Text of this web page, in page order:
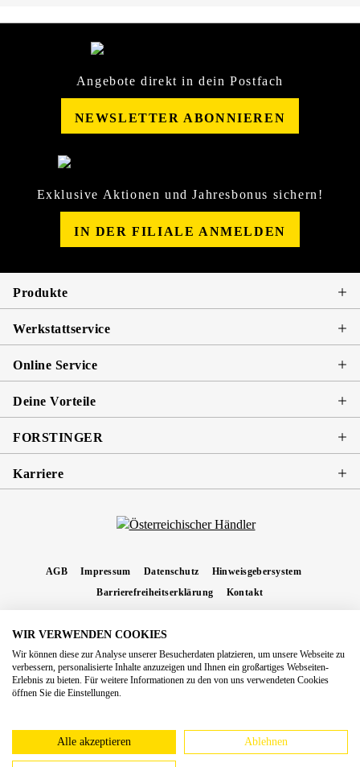
Angebote direkt in dein Postfach
NEWSLETTER ABONNIEREN
Exklusive Aktionen und Jahresbonus sichern!
IN DER FILIALE ANMELDEN
Produkte
Werkstattservice
Online Service
Deine Vorteile
FORSTINGER
Karriere
AGB Impressum Datenschutz
Hinweisgebersystem
Barrierefreiheitserklärung
Kontakt
Nachnahmegebühren, wenn nicht anders angegeben.
Copyright 2026 Forstinger Österreich GmbH
Königstetter Straße 128 - 134/OG3, 3430 Tulln
europäschen Online-Streitbeilegungs-Plattform hinzuweisen:
webgate.ec.europa.eu/odr
WIR VERWENDEN COOKIES
Wir können diese zur Analyse unserer Besucherdaten platzieren, um unsere Webseite zu
verbessern, personalisierte Inhalte anzuzeigen und Ihnen ein großartiges Webseiten-
Erlebnis zu bieten. Für weitere Informationen zu den von uns verwendeten Cookies
öffnen Sie die Einstellungen.
Alle akzeptieren Ablehnen